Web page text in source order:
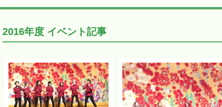
2016年度 イベント記事